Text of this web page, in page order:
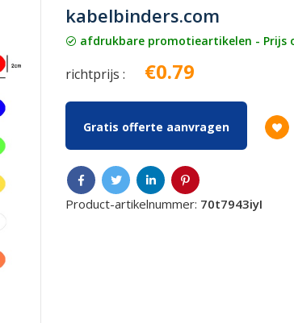
kabelbinders.com
afdrukbare promotieartikelen - Prijs
richtprijs : €0.79
Gratis offerte aanvragen
Product-artikelnummer: 70t7943iyI